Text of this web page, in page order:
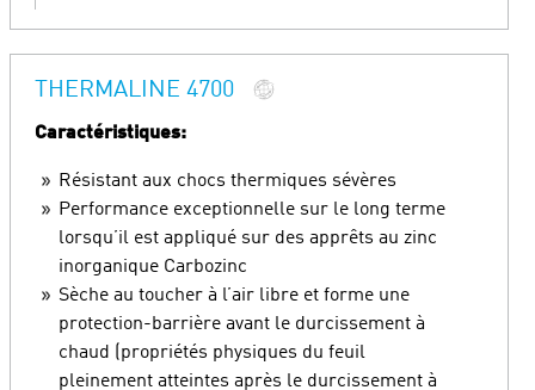
THERMALINE 4700
Caractéristiques:
Résistant aux chocs thermiques sévères
Performance exceptionnelle sur le long terme
lorsqu’il est appliqué sur des apprêts au zinc
inorganique Carbozinc
Sèche au toucher à l’air libre et forme une
protection-barrière avant le durcissement à
chaud (propriétés physiques du feuil
pleinement atteintes après le durcissement à